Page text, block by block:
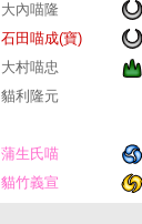
大內喵隆
石田喵成(寶)
大村喵忠
貓利隆元
蒲生氏喵
貓竹義宣